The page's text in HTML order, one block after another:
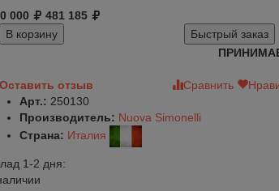
000
481 185
В корзину
Быстрый заказ
Оставить отзыв Сравнить
Арт.: 250130
Производитель: Nuova Simonelli
Страна: Италия
1-2 дня: